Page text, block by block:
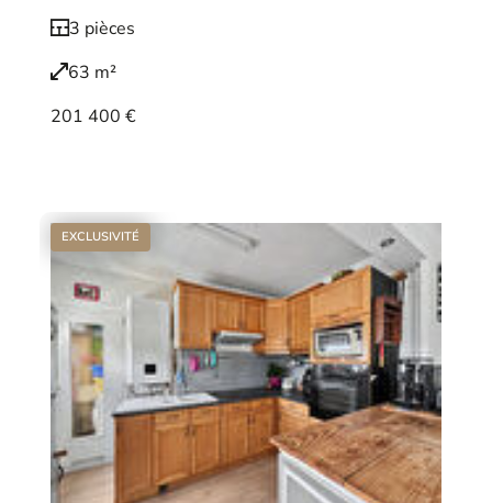
3 pièces
63 m²
201 400 €
EXCLUSIVITÉ